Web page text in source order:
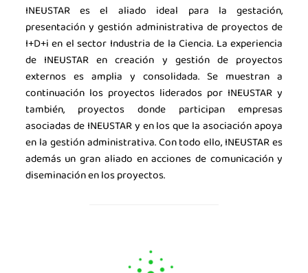
INEUSTAR es el aliado ideal para la gestación,
presentación y gestión administrativa de proyectos de
I+D+i en el sector Industria de la Ciencia. La experiencia
de INEUSTAR en creación y gestión de proyectos
externos es amplia y consolidada. Se muestran a
continuación los proyectos liderados por INEUSTAR y
también, proyectos donde participan empresas
asociadas de INEUSTAR y en los que la asociación apoya
en la gestión administrativa. Con todo ello, INEUSTAR es
además un gran aliado en acciones de comunicación y
diseminación en los proyectos.